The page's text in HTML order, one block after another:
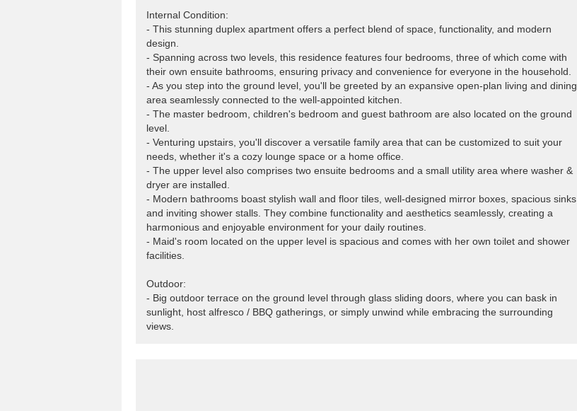
Internal Condition:
- This stunning duplex apartment offers a perfect blend of space, functionality, and modern
design.
- Spanning across two levels, this residence features four bedrooms, three of which come with
their own ensuite bathrooms, ensuring privacy and convenience for everyone in the household.
- As you step into the ground level, you'll be greeted by an expansive open-plan living and dining
area seamlessly connected to the well-appointed kitchen.
- The master bedroom, children's bedroom and guest bathroom are also located on the ground
level.
- Venturing upstairs, you'll discover a versatile family area that can be customized to suit your
needs, whether it's a cozy lounge space or a home office.
- The upper level also comprises two ensuite bedrooms and a small utility area where washer &
dryer are installed.
- Modern bathrooms boast stylish wall and floor tiles, well-designed mirror boxes, spacious sinks,
and inviting shower stalls. They combine functionality and aesthetics seamlessly, creating a
harmonious and enjoyable environment for your daily routines.
- Maid's room located on the upper level is spacious and comes with her own toilet and shower
facilities.
Outdoor:
- Big outdoor terrace on the ground level through glass sliding doors, where you can bask in
sunlight, host alfresco / BBQ gatherings, or simply unwind while embracing the surrounding
views.